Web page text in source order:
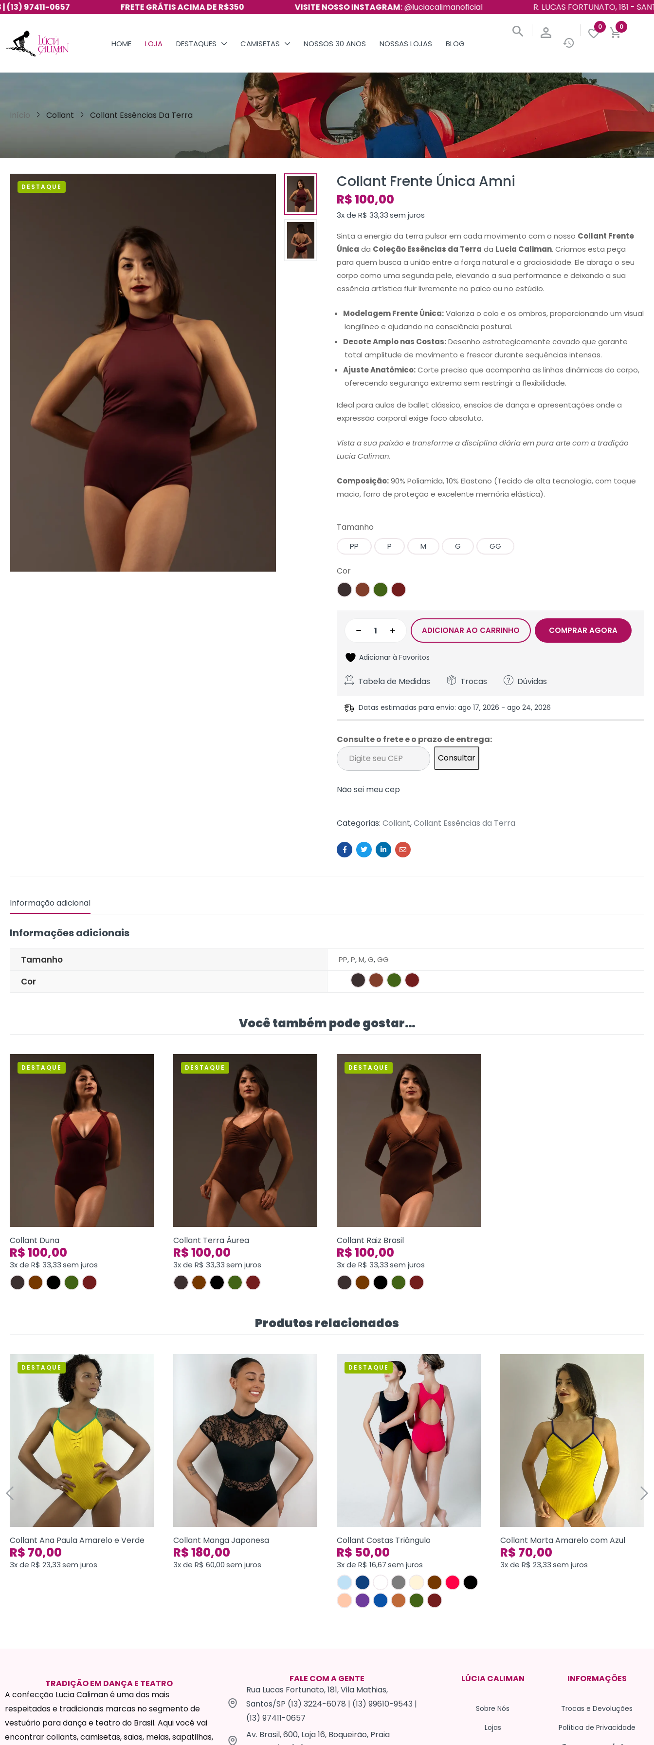
FRETE GRÁTIS ACIMA DE R$350 VISITE NOSSO INSTAGRAM:@luciacalimanoficial R. LUCAS FORTUNATO, 181 - SANTOS/SP
HOME LOJA DESTAQUES CAMISETAS NOSSOS 30 ANOS NOSSAS LOJAS BLOG
0 0
Início Collant Collant Essências Da Terra
DESTAQUE Collant Frente Única Amni
R$100,00
3x de R$ 33,33sem juros
Sinta a energia da terra pulsar em cada movimento com o nosso Collant Frente
Única da Coleção Essências da Terra da Lucia Caliman. Criamos esta peça
para quem busca a união entre a força natural e a graciosidade. Ele abraça o seu
corpo como uma segunda pele, elevando a sua performance e deixando a sua
essência artística fluir livremente no palco ou no estúdio.
Modelagem Frente Única:Valoriza o colo e os ombros, proporcionando um visual
longilíneo e ajudando na consciência postural.
Decote Amplo nas Costas:Desenho estrategicamente cavado que garante
total amplitude de movimento e frescor durante sequências intensas.
Ajuste Anatômico:Corte preciso que acompanha as linhas dinâmicas do corpo,
oferecendo segurança extrema sem restringir a flexibilidade.
Ideal para aulas de ballet clássico, ensaios de dança e apresentações onde a
expressão corporal exige foco absoluto.
Vista a sua paixão e transforme a disciplina diária em pura arte com a tradição
Lucia Caliman.
Composição:90% Poliamida, 10% Elastano (Tecido de alta tecnologia, com toque
macio, forro de proteção e excelente memória elástica).
Tamanho
PP P M G GG
Cor
ADICIONAR AO CARRINHO COMPRAR AGORA
Adicionar à Favoritos
Tabela de Medidas Trocas Dúvidas
Datas estimadas para envio: ago 17, 2026 - ago 24, 2026
Consulte o frete e o prazo de entrega:
Consultar
Não sei meu cep
Categorias: Collant,Collant Essências da Terra
Informação adicional
Informações adicionais
Tamanho PP,P,M,G,GG
Cor
Você também pode gostar…
DESTAQUE
Collant Duna
R$100,00
3x de R$ 33,33sem juros
DESTAQUE
Collant Terra Áurea
R$100,00
3x de R$ 33,33sem juros
DESTAQUE
Collant Raiz Brasil
R$100,00
3x de R$ 33,33sem juros
Produtos relacionados
DESTAQUE
Collant Ana Paula Amarelo e Verde
R$ 70,00
3x de R$ 23,33sem juros
Collant Manga Japonesa
R$180,00
3x de R$ 60,00sem juros
DESTAQUE
Collant Costas Triângulo
R$ 50,00
3x de R$ 16,67sem juros
Collant Marta Amarelo com Azul
R$ 70,00
3x de R$ 23,33sem juros
TRADIÇÃO EM DANÇA E TEATRO
A confecção Lucia Caliman é uma das mais
respeitadas e tradicionais marcas no segmento de
vestuário para dança e teatro do Brasil. Aqui você vai
encontrar collants, camisetas, saias, meias, sapatilhas,
FALE COM A GENTE
Rua Lucas Fortunato, 181, Vila Mathias,
Santos/SP (13) 3224-6078 | (13) 99610-9543 |
(13) 97411-0657
Av. Brasil, 600, Loja 16, Boqueirão, Praia
LÚCIA CALIMAN
Sobre Nós
Lojas
INFORMAÇÕES
Trocas e Devoluções
Política de Privacidade